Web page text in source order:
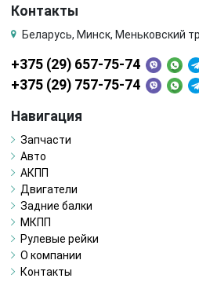
Контакты
Беларусь, Минск, Меньковский
+375 (29) 657-75-74
+375 (29) 757-75-74
Навигация
Запчасти
Авто
АКПП
Двигатели
Задние балки
МКПП
Рулевые рейки
О компании
Контакты